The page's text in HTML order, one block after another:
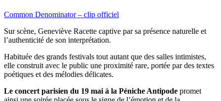
Common Denominator – clip officiel
Sur scène, Geneviève Racette captive par sa présence naturelle et
l’authenticité de son interprétation.
Habituée des grands festivals tout autant que des salles intimistes,
elle construit avec le public une proximité rare, portée par des textes
poétiques et des mélodies délicates.
Le concert parisien du 19 mai à la Péniche Antipode promet